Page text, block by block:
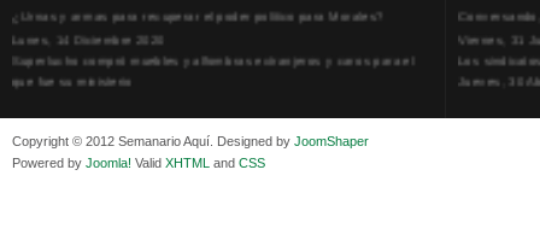
Lunes, 14 Diciembre 2020
Superlucho compró muebles y alfombras extranjeros y caros para el
que fue su ministerio
Viernes, 11 Diciembre 2020
Viernes, 11 Diciembre 2020
Medios de difusión, amigos y enemigos de Evo Morales
Viernes, 31
Los
Jueves, 30
La
Copyright © 2012 Semanario Aquí. Designed by JoomShaper
Powered by Joomla! Valid XHTML and CSS